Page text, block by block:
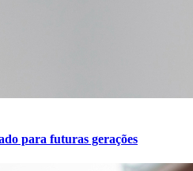
para futuras gerações